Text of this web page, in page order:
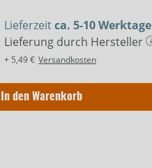
Lieferzeitca. 5-10 Werktage
Lieferung durch Hersteller
+ 5,49 € Versandkosten
In den Warenkorb